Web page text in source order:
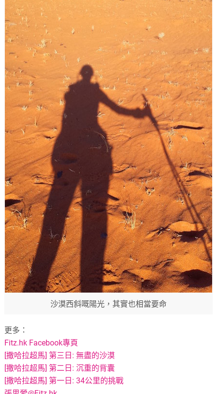
沙漠西斜嘅陽光，其實也相當要命
更多：
Fitz.hk Facebook專頁
[撒哈拉超馬] 第三日: 無盡的沙漠
[撒哈拉超馬] 第二日: 沉重的背囊
[撒哈拉超馬] 第一日: 34公里的挑戰